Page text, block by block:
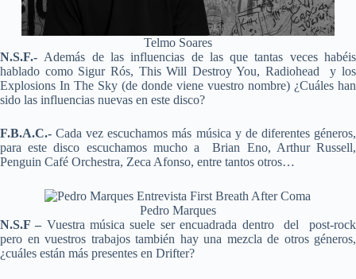
Telmo Soares
N.S.F.- Además de las influencias de las que tantas veces habéis
hablado como Sigur Rós, This Will Destroy You, Radiohead y los
Explosions In The Sky (de donde viene vuestro nombre) ¿Cuáles han
sido las influencias nuevas en este disco?
F.B.A.C.- Cada vez escuchamos más música y de diferentes géneros,
para este disco escuchamos mucho a Brian Eno, Arthur Russell,
Penguin Café Orchestra, Zeca Afonso, entre tantos otros…
Pedro Marques
N.S.F – Vuestra música suele ser encuadrada dentro del post-rock
pero en vuestros trabajos también hay una mezcla de otros géneros,
¿cuáles están más presentes en Drifter?